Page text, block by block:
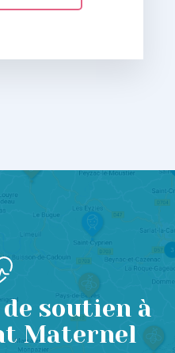
soutien à
Maternel